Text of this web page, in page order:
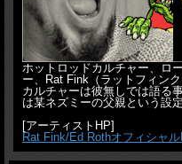
ホットロッドカルチャー、ロ
ー、Rat Fink（ラットフィン
カルチャーは彼無しでは語る
は某ネズミーの父親という設定
[アーティストHP]
Rat Fink/Ed Rothオフィシャル